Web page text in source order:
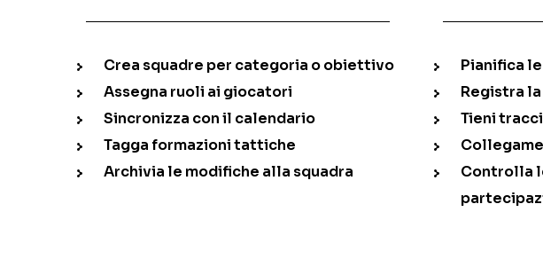
Crea squadre per categoria o obiettivo
Assegna ruoli ai giocatori
Sincronizza con il calendario
Tagga formazioni tattiche
Archivia le modifiche alla squadra
Pianifica
Registra
Tieni
Controlla